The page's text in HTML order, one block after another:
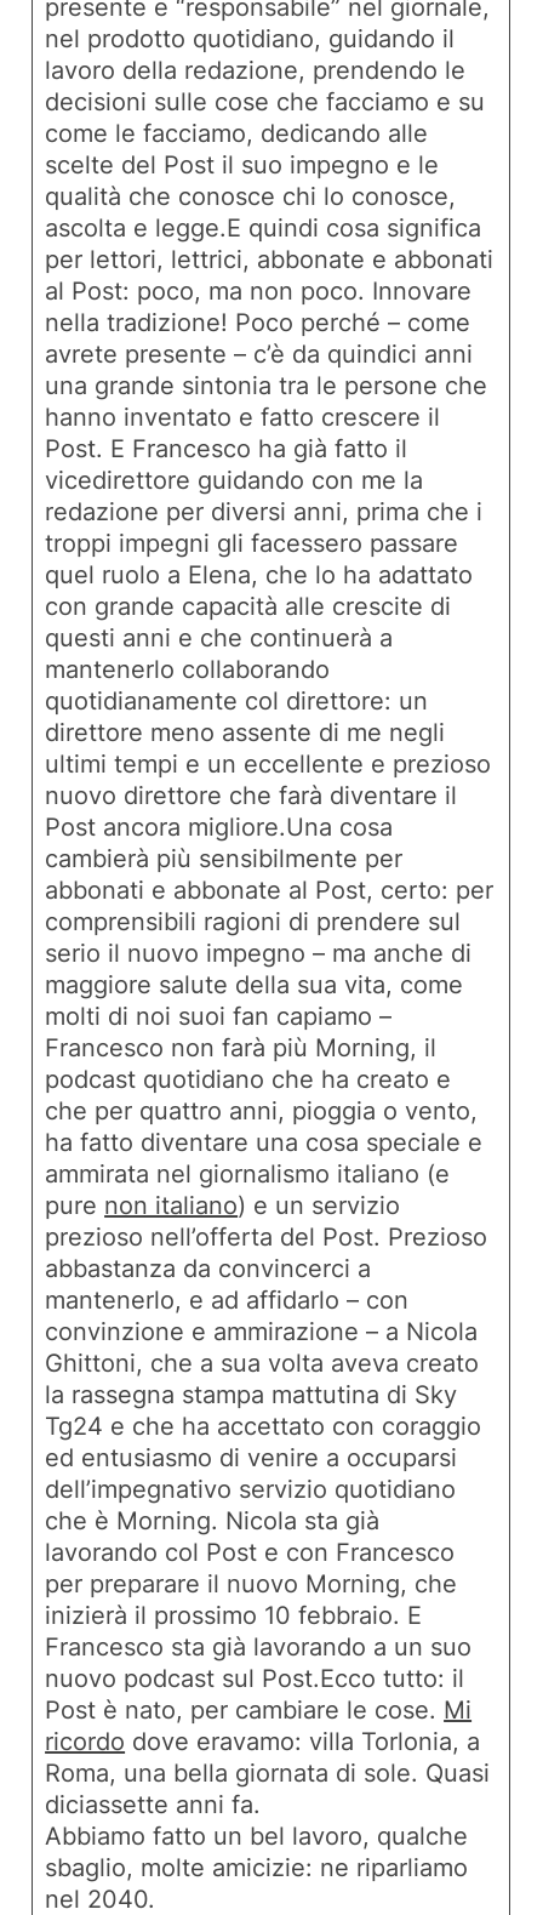
presente e “responsabile” nel giornale,
nel prodotto quotidiano, guidando il
lavoro della redazione, prendendo le
decisioni sulle cose che facciamo e su
come le facciamo, dedicando alle
scelte del Post il suo impegno e le
qualità che conosce chi lo conosce,
ascolta e legge.E quindi cosa significa
per lettori, lettrici, abbonate e abbonati
al Post: poco, ma non poco. Innovare
nella tradizione! Poco perché – come
avrete presente – c’è da quindici anni
una grande sintonia tra le persone che
hanno inventato e fatto crescere il
Post. E Francesco ha già fatto il
vicedirettore guidando con me la
redazione per diversi anni, prima che i
troppi impegni gli facessero passare
quel ruolo a Elena, che lo ha adattato
con grande capacità alle crescite di
questi anni e che continuerà a
mantenerlo collaborando
quotidianamente col direttore: un
direttore meno assente di me negli
ultimi tempi e un eccellente e prezioso
nuovo direttore che farà diventare il
Post ancora migliore.Una cosa
cambierà più sensibilmente per
abbonati e abbonate al Post, certo: per
comprensibili ragioni di prendere sul
serio il nuovo impegno – ma anche di
maggiore salute della sua vita, come
molti di noi suoi fan capiamo –
Francesco non farà più Morning, il
podcast quotidiano che ha creato e
che per quattro anni, pioggia o vento,
ha fatto diventare una cosa speciale e
ammirata nel giornalismo italiano (e
pure non italiano) e un servizio
prezioso nell’offerta del Post. Prezioso
abbastanza da convincerci a
mantenerlo, e ad affidarlo – con
convinzione e ammirazione – a Nicola
Ghittoni, che a sua volta aveva creato
la rassegna stampa mattutina di Sky
Tg24 e che ha accettato con coraggio
ed entusiasmo di venire a occuparsi
dell’impegnativo servizio quotidiano
che è Morning. Nicola sta già
lavorando col Post e con Francesco
per preparare il nuovo Morning, che
inizierà il prossimo 10 febbraio. E
Francesco sta già lavorando a un suo
nuovo podcast sul Post.Ecco tutto: il
Post è nato, per cambiare le cose. Mi
ricordo dove eravamo: villa Torlonia, a
Roma, una bella giornata di sole. Quasi
diciassette anni fa.
Abbiamo fatto un bel lavoro, qualche
sbaglio, molte amicizie: ne riparliamo
nel 2040.